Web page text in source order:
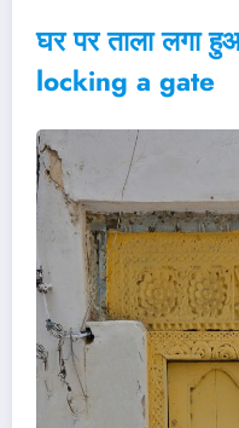
घर पर ताला लगा
locking a gate